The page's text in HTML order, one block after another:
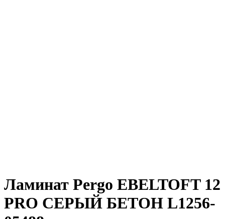
Ламинат Pergo EBELTOFT 12
PRO СЕРЫЙ БЕТОН L1256-